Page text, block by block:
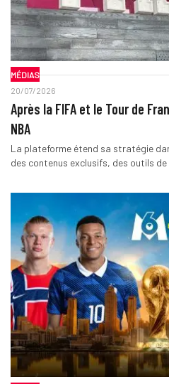
MÉDIAS
20/07/2026
Après la FIFA et le Tour de
NBA
La plateforme étend sa stratégie
des contenus exclusifs, des outils